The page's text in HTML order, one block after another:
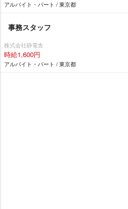
アルバイト・パート / 東京都
事務スタッフ
株式会社静電舎
時給1,600円
アルバイト・パート / 東京都